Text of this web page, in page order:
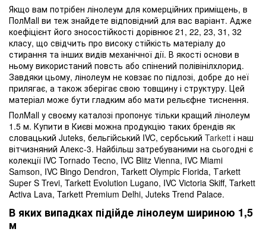
Якщо вам потрібен лінолеум для комерційних приміщень, в
ПолMall ви теж знайдете відповідний для вас варіант. Адже
коефіцієнт його зносостійкості дорівнює 21, 22, 23, 31, 32
класу, що свідчить про високу стійкість матеріалу до
стирання та інших видів механічної дії. В якості основи в
ньому використаний повсть або спінений полівінілхлорид.
Завдяки цьому, лінолеум не ковзає по підлозі, добре до неї
прилягає, а також зберігає свою товщину і структуру. Цей
матеріал може бути гладким або мати рельєфне тиснення.
ПолMall у своєму каталозі пропонує тільки кращий лінолеум
1.5 м. Купити в Києві можна продукцію таких брендів як
словацький Juteks, бельгійський IVC, сербський Tarkett і наш
вітчизняний Алекс-3. Найбільш затребуваними на сьогодні є
колекції IVC Tornado Tecno, IVC Blitz Vienna, IVC Miami
Samson, IVC Bingo Dendron, Tarkett Olympic Florida, Тarkett
Super S Trevi, Tarkett Evolution Lugano, IVC Victoria Skiff, Tarkett
Activa Lava, Tarkett Premium Delhi, Juteks Trend Palace.
В яких випадках підійде лінолеум шириною 1,5
м